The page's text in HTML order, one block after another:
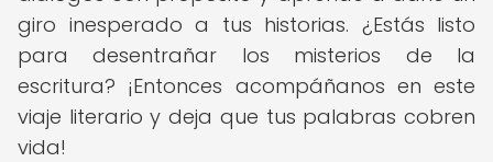
giro inesperado a tus historias. ¿Estás listo
para desentrañar los misterios de la
escritura? ¡Entonces acompáñanos en este
viaje literario y deja que tus palabras cobren
vida!